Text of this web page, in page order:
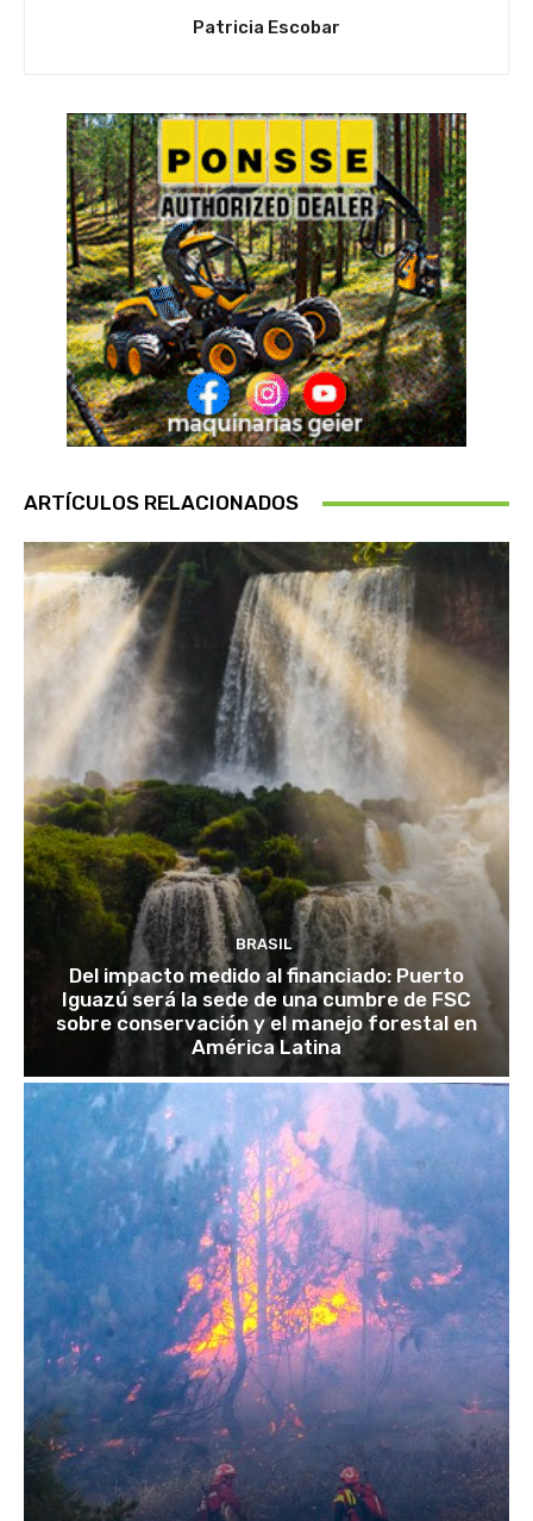
Patricia Escobar
ARTÍCULOS RELACIONADOS
BRASIL
Del impacto medido al financiado: Puerto
Iguazú será la sede de una cumbre de FSC
sobre conservación y el manejo forestal en
América Latina